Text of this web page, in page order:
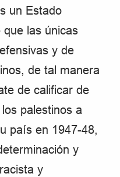
un Estado
que las únicas
y de
de tal manera
de calificar de
palestinos a
país en 1947-48,
y
y